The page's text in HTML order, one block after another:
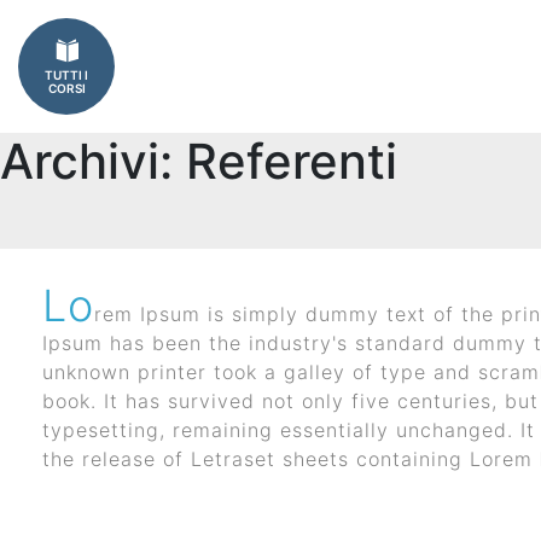
Imprese
Catalogo
corsi
Veneto
(FSE)
Fondimpresa
Fondirigenti
TUTTI I
CORSI
Archivi: Referenti
Lorem Ipsum is simply dummy text of the
Ipsum has been the industry's standard dummy
unknown printer took a galley of type and
book. It has survived not only five centuries,
typesetting, remaining essentially unchanged.
the release of Letraset sheets containing Lorem
I corsi aziendali piu frequentati